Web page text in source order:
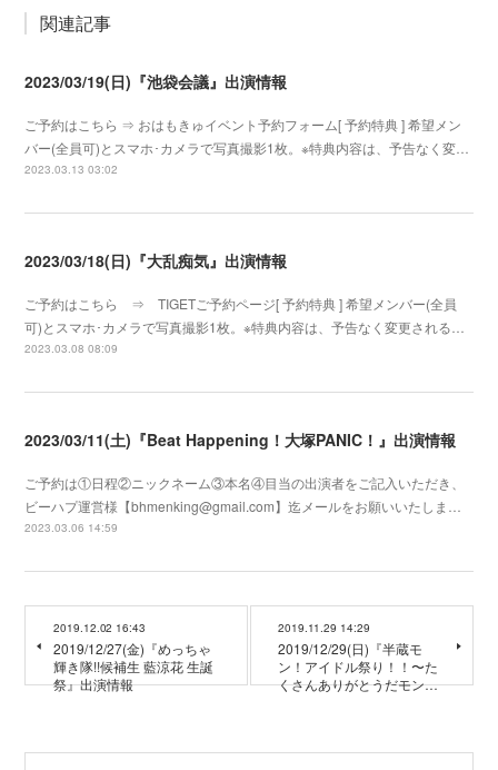
関連記事
2023/03/19(日)『池袋会議』出演情報
ご予約はこちら ⇒ おはもきゅイベント予約フォーム[ 予約特典 ] 希望メン
バー(全員可)とスマホ･カメラで写真撮影1枚。※特典内容は、予告なく変…
2023.03.13 03:02
2023/03/18(日)『大乱痴気』出演情報
ご予約はこちら ⇒ TIGETご予約ページ[ 予約特典 ] 希望メンバー(全員
可)とスマホ･カメラで写真撮影1枚。※特典内容は、予告なく変更される…
2023.03.08 08:09
2023/03/11(土)『Beat Happening！大塚PANIC！』出演情報
ご予約は①日程②ニックネーム③本名④目当の出演者をご記入いただき、
ビーハプ運営様【bhmenking@gmail.com】迄メールをお願いいたしま…
2023.03.06 14:59
2019.12.02 16:43
2019/12/27(金)『めっちゃ
輝き隊!!候補生 藍涼花 生誕
祭』出演情報
2019.11.29 14:29
2019/12/29(日)『半蔵モ
ン！アイドル祭り！！〜た
くさんありがとうだモン…